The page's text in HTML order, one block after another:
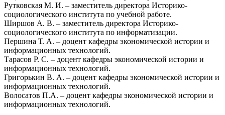
Рутковская М. И. – заместитель директора Историко-
социологического института по учебной работе.
Ширшов А. В. – заместитель директора Историко-
социологического института по информатизации.
Першина Т. А. – доцент кафедры экономической истории и
информационных технологий.
Тарасов Р. С. – доцент кафедры экономической истории и
информационных технологий.
Григорькин В. А. – доцент кафедры экономической истории и
информационных технологий.
Волосатов П.А. – доцент кафедры экономической истории и
информационных технологий.